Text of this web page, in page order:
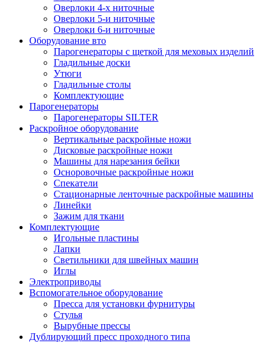
Оверлоки 4-х ниточные
Оверлоки 5-и ниточные
Оверлоки 6-и ниточные
Оборудование вто
Парогенераторы с щеткой для меховых изделий
Гладильные доски
Утюги
Гладильные столы
Комплектующие
Парогенераторы
Парогенераторы SILTER
Раскройное оборудование
Вертикальные раскройные ножи
Дисковые раскройные ножи
Машины для нарезания бейки
Осноровочные раскройные ножи
Спекатели
Стационарные ленточные раскройные машины
Линейки
Зажим для ткани
Комплектующие
Игольные пластины
Лапки
Светильники для швейных машин
Иглы
Электроприводы
Вспомогательное оборудование
Пресса для установки фурнитуры
Стулья
Вырубные прессы
Дублирующий пресс проходного типа